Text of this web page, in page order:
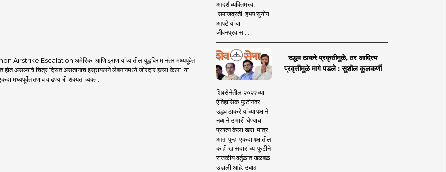
Airstrike Escalation अमेरिका आणि इराण यांच्यातील युद्धविरामानंतर मध्यपूर्वेत
होत असल्याचे चित्र दिसत असतानाच इस्रायलने लेबनानमध्ये जोरदार हल्ला केला. या
मध्यपूर्वेत तणाव वाढण्याची शक्यता व्यक्त ..
आदर्श व्यक्तिमत्त्व,
'समाजव्रती' हभप सुयोग
आपटे यांचा
जीवनप्रवास.....
उद्धव ठाकरे प्रकृतीमुळे, तर आदित्य
प्रवृत्तीमुळे मागे पडले : सुशील कुलकर्णी
शिवसेनेतील २०२२च्या
ऐतिहासिक फुटीनंतर
उद्धव ठाकरे यांच्या पक्षाने
नव्याने उभारी घेण्याचा
प्रयत्न केला खरा. मात्र,
आता पुन्हा एकदा पक्षातील
काही खासदारांच्या फुटीने
राजकीय वर्तुळात खळबळ
उडाली आहे. उबाठा